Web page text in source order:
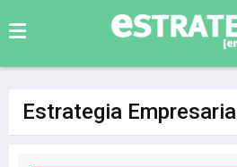
Estrategia Empresarial